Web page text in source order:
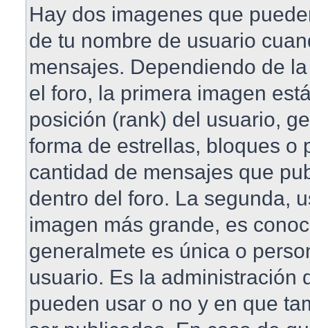
Hay dos imagenes que
de tu nombre de usuario
mensajes. Dependiendo de
el foro, la primera imagen
posición (rank) del usuario,
forma de estrellas, bloques o
cantidad de mensajes que
dentro del foro. La segunda,
imagen más grande, es
generalmete es única o
usuario. Es la administración
pueden usar o no y en que